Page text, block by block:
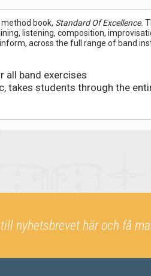
book, Standard Of Excellence.
listening, composition,
across the full range of band
all band exercises
takes students through the
nyhetsbrevet här och få